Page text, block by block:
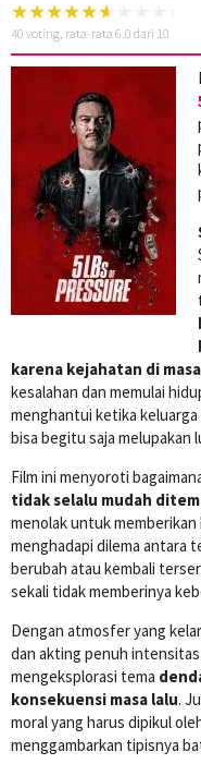
40 voting, rata-rata 6.0 dari 10
karena kejahatan di
kesalahan dan memulai
menghantui ketika
bisa begitu saja melupakan
Film ini menyoroti
tidak selalu mudah
menolak untuk
menghadapi dilema antara
berubah atau kembali
sekali tidak memberinya
Dengan atmosfer yang
dan akting penuh intensitas
mengeksplorasi tema
konsekuensi masa lalu.
moral yang harus dipikul
menggambarkan tipisnya